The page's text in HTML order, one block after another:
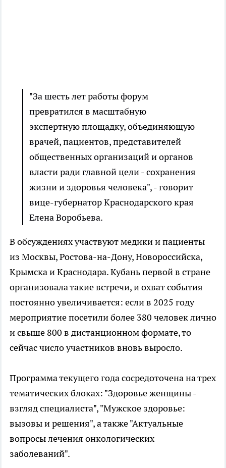
"За шесть лет работы форум
превратился в масштабную
экспертную площадку, объединяющую
врачей, пациентов, представителей
общественных организаций и органов
власти ради главной цели - сохранения
жизни и здоровья человека", - говорит
вице-губернатор Краснодарского края
Елена Воробьева.
В обсуждениях участвуют медики и пациенты
из Москвы, Ростова-на-Дону, Новороссийска,
Крымска и Краснодара. Кубань первой в стране
организовала такие встречи, и охват события
постоянно увеличивается: если в 2025 году
мероприятие посетили более 380 человек лично
и свыше 800 в дистанционном формате, то
сейчас число участников вновь выросло.
Программа текущего года сосредоточена на трех
тематических блоках: "Здоровье женщины -
взгляд специалиста", "Мужское здоровье:
вызовы и решения", а также "Актуальные
вопросы лечения онкологических
заболеваний".